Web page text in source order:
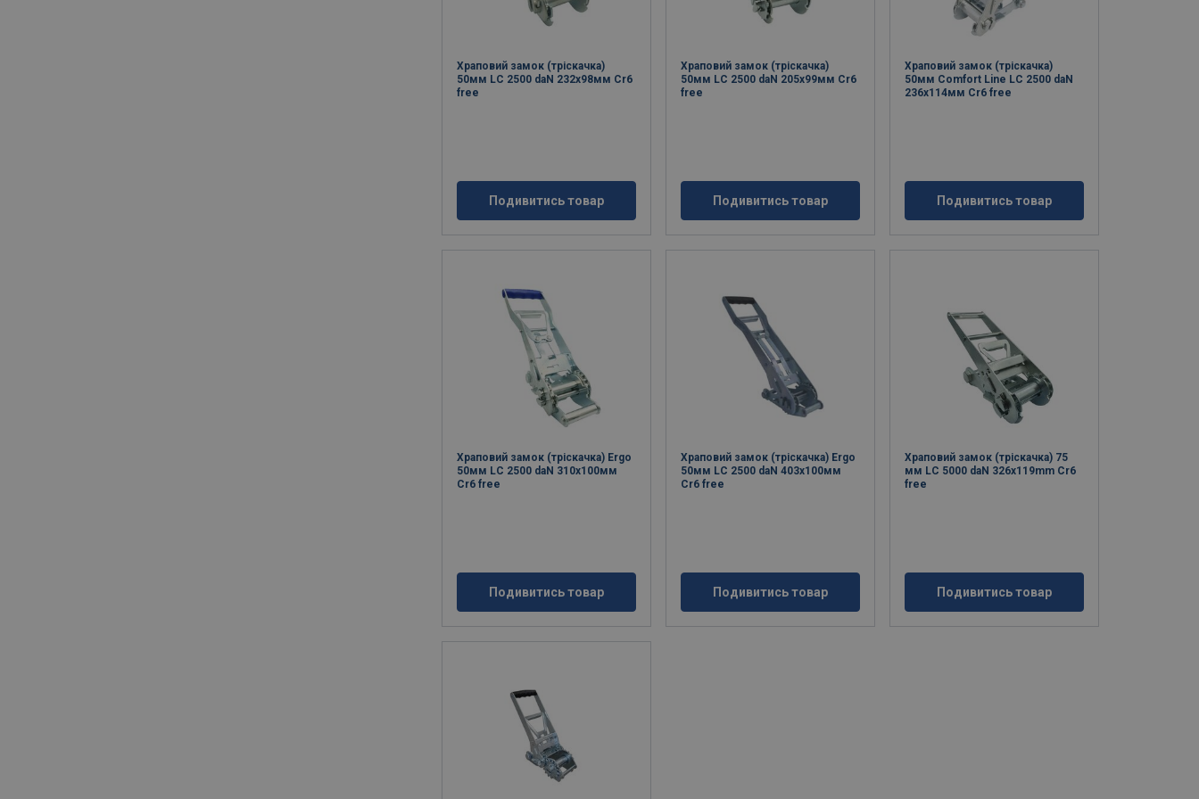
Храповий замок (тріскачка)
50мм LC 2500 daN 232x98мм Cr6
free
Подивитись товар
Храповий замок (тріскачка)
50мм LC 2500 daN 205x99мм Cr6
free
Подивитись товар
Храповий замок (тріскачка)
50мм Comfort Line LC 2500 daN
236x114мм Cr6 free
Подивитись товар
Храповий замок (тріскачка) Ergo
50мм LC 2500 daN 310x100мм
Cr6 free
Подивитись товар
Храповий замок (тріскачка) Ergo
50мм LC 2500 daN 403x100мм
Cr6 free
Подивитись товар
Храповий замок (тріскачка) 75
мм LC 5000 daN 326x119mm Cr6
free
Подивитись товар